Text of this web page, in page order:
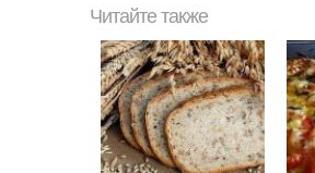
Читайте также